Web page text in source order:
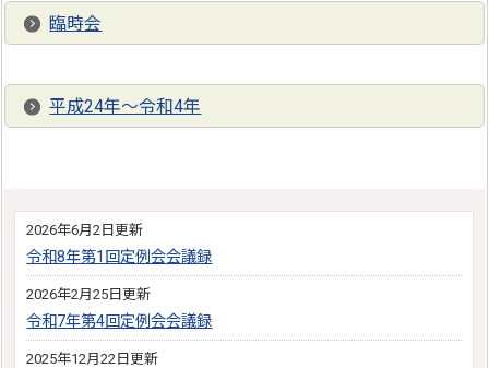
臨時会
平成24年～令和4年
2026年6月2日更新
令和8年第1回定例会会議録
2026年2月25日更新
令和7年第4回定例会会議録
2025年12月22日更新